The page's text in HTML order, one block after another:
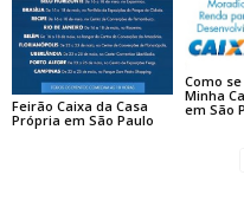
Feirão Caixa da Casa
Própria em São Paulo
Como
Minha
em São